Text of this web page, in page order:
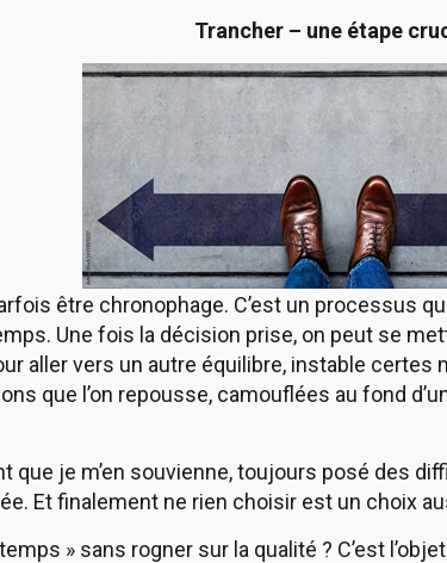
Trancher – une étape
être chronophage. C’est un processus
Une fois la décision prise, on peut se
aller vers un autre équilibre, instable certes
que l’on repousse, camouflées au fond
que je m’en souvienne, toujours posé des
Et finalement ne rien choisir est un choix
» sans rogner sur la qualité ? C’est